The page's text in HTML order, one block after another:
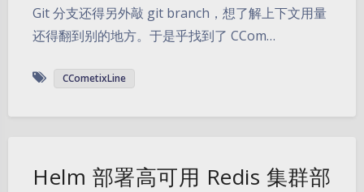
Git 分支还得另外敲 git branch，想了解上下文用量
还得翻到别的地方。于是乎找到了 CCom…
CCometixLine
Helm 部署高可用 Redis 集群部